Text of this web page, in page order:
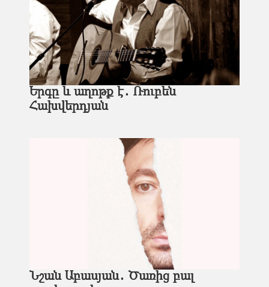
Երգը և աղոթք է․ Ռուբեն
Հախվերդյան
Նշան Աբասյան․ Ծառից բալ